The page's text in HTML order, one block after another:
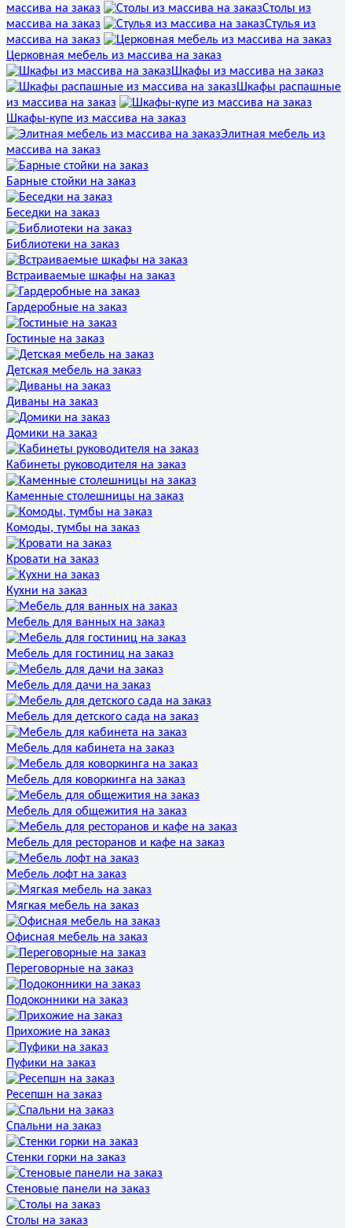
массива на заказ
Столы из
массива на заказ
Стулья из
массива на заказ
Церковная мебель из массива на заказ
Шкафы из массива на заказ
Шкафы распашные
из массива на заказ
Шкафы-купе из массива на заказ
Элитная мебель из
массива на заказ
Барные стойки на заказ
Беседки на заказ
Библиотеки на заказ
Встраиваемые шкафы на заказ
Гардеробные на заказ
Гостиные на заказ
Детская мебель на заказ
Диваны на заказ
Домики на заказ
Кабинеты руководителя на заказ
Каменные столешницы на заказ
Комоды, тумбы на заказ
Кровати на заказ
Кухни на заказ
Мебель для ванных на заказ
Мебель для гостиниц на заказ
Мебель для дачи на заказ
Мебель для детского сада на заказ
Мебель для кабинета на заказ
Мебель для коворкинга на заказ
Мебель для общежития на заказ
Мебель для ресторанов и кафе на заказ
Мебель лофт на заказ
Мягкая мебель на заказ
Офисная мебель на заказ
Переговорные на заказ
Подоконники на заказ
Прихожие на заказ
Пуфики на заказ
Ресепшн на заказ
Спальни на заказ
Стенки горки на заказ
Стеновые панели на заказ
Столы на заказ